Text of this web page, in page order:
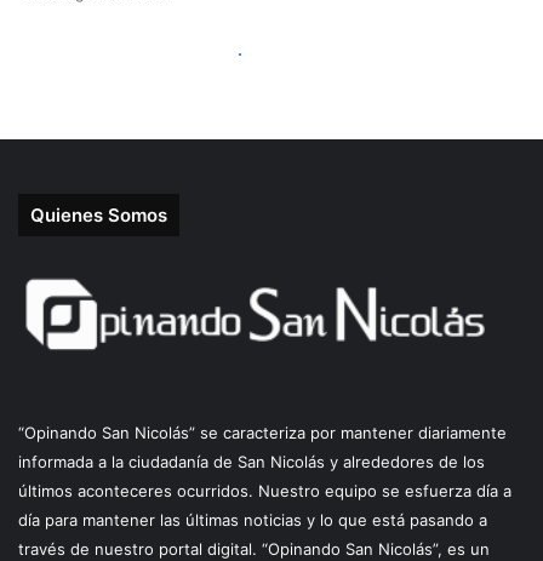
Quienes Somos
“Opinando San Nicolás” se caracteriza por mantener diariamente
informada a la ciudadanía de San Nicolás y alrededores de los
últimos aconteceres ocurridos. Nuestro equipo se esfuerza día a
día para mantener las últimas noticias y lo que está pasando a
través de nuestro portal digital. “Opinando San Nicolás”, es un